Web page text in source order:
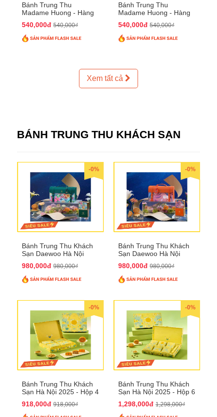
Bánh Trung Thu
Madame Huong - Hàng
540,000đ 540,000₫
Bánh Trung Thu
Madame Huong - Hàng
540,000đ 540,000₫
Xem tất cả
BÁNH TRUNG THU KHÁCH SẠN
-0%
Bánh Trung Thu Khách
Sạn Daewoo Hà Nội
QTTT30
980,000đ 980,000₫
-0%
Bánh Trung Thu Khách
Sạn Daewoo Hà Nội
QTTT31
980,000đ 980,000₫
-0%
Bánh Trung Thu Khách
Sạn Hà Nội 2025 - Hộp 4
918,000đ 918,000₫
-0%
Bánh Trung Thu Khách
Sạn Hà Nội 2025 - Hộp 6
1,298,000đ 1,298,000₫